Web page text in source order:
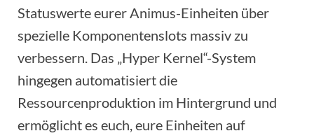
Statuswerte eurer Animus-Einheiten über
spezielle Komponentenslots massiv zu
verbessern. Das „Hyper Kernel“-System
hingegen automatisiert die
Ressourcenproduktion im Hintergrund und
ermöglicht es euch, eure Einheiten auf